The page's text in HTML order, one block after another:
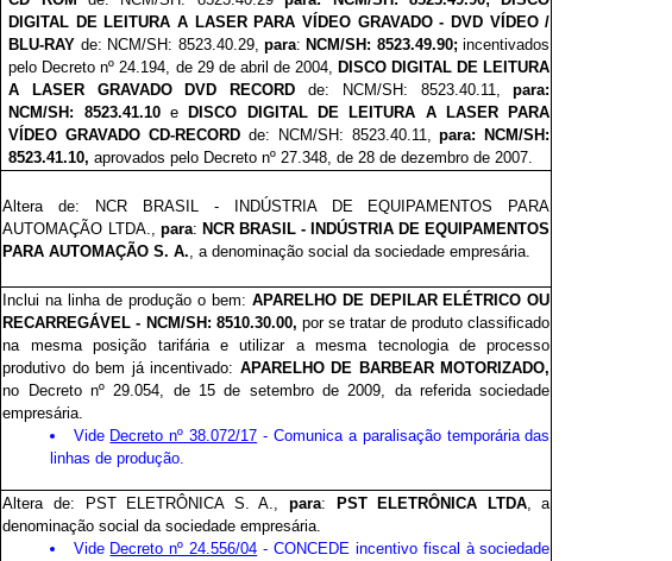
DIGITAL DE LEITURA A LASER PARA VÍDEO GRAVADO - DVD VÍDEO /
BLU-RAY de: NCM/SH: 8523.40.29, para: NCM/SH: 8523.49.90;incentivados
pelo Decreto nº 24.194, de 29 de abril de 2004, DISCO DIGITAL DE LEITURA
A LASER GRAVADO DVD RECORDde: NCM/SH: 8523.40.11, para:
NCM/SH: 8523.41.10 eDISCO
DIGITAL DE LEITURA A LASER PARA
VÍDEO GRAVADO CD-RECORD de: NCM/SH: 8523.40.11, para: NCM/SH:
8523.41.10,aprovados pelo Decreto nº27.348, de 28 de dezembro de 2007.
Altera de: NCR BRASIL - INDÚSTRIA DE EQUIPAMENTOS PARA
AUTOMAÇÃO LTDA., para: NCR BRASIL - INDÚSTRIA DE EQUIPAMENTOS
PARA AUTOMAÇÃO S. A., a denominação social da sociedade empresária.
Inclui na linha de produção o bem: APARELHO DE DEPILAR ELÉTRICO OU
RECARREGÁVEL - NCM/SH: 8510.30.00, por se tratar de produto classificado
na mesma posição tarifária e utilizar a mesma tecnologia de processo
produtivo do bem já incentivado: APARELHO DE BARBEAR MOTORIZADO,
no Decreto nº 29.054, de 15 de setembro de 2009, da referida sociedade
empresária.
Vide Decreto nº 38.072/17 - Comunica a paralisação temporária das
linhas de produção.
Altera de: PST ELETRÔNICA S. A., para: PST ELETRÔNICA LTDA, a
denominação social da sociedade empresária.
Vide Decreto nº 24.556/04 - CONCEDE incentivo fiscal à sociedade